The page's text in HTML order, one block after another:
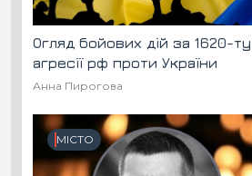
Огляд бойових дій за 1620-
агресії рф проти України
Анна Пирогова
МІСТО